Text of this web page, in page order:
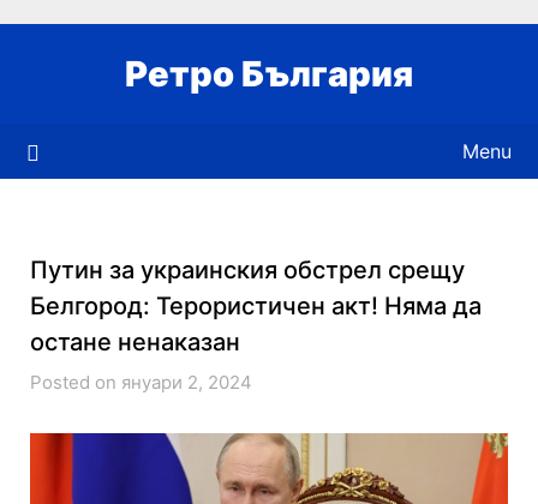
Ретро България
Menu
Путин за украинския обстрел срещу
Белгород: Терористичен акт! Няма да
остане ненаказан
Posted on януари 2, 2024